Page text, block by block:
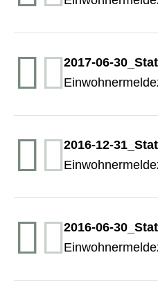
2017-06-
2016-12-
2016-06-